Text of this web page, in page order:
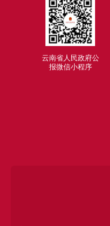
云南省人民政府公
报微信小程序